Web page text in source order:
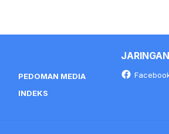
PEDOMAN MEDIA
INDEKS